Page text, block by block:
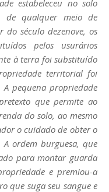
estabeleceu no solo
de qualquer meio de
do século dezenove, os
pelos usurários
à terra foi substituído
territorial foi
pequena propriedade
que permite ao
do solo, ao mesmo
o cuidado de obter o
ordem burguesa, que
para montar guarda
e premiou-a
que suga seu sangue e